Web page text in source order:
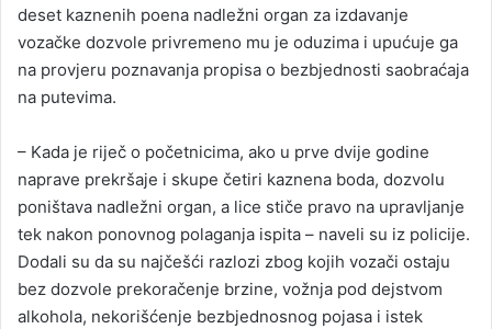
deset kaznenih poena nadležni organ za izdavanje
vozačke dozvole privremeno mu je oduzima i upućuje ga
na provjeru poznavanja propisa o bezbjednosti saobraćaja
na putevima.
– Kada je riječ o početnicima, ako u prve dvije godine
naprave prekršaje i skupe četiri kaznena boda, dozvolu
poništava nadležni organ, a lice stiče pravo na upravljanje
tek nakon ponovnog polaganja ispita – naveli su iz policije.
Dodali su da su najčešći razlozi zbog kojih vozači ostaju
bez dozvole prekoračenje brzine, vožnja pod dejstvom
alkohola, nekorišćenje bezbjednosnog pojasa i istek